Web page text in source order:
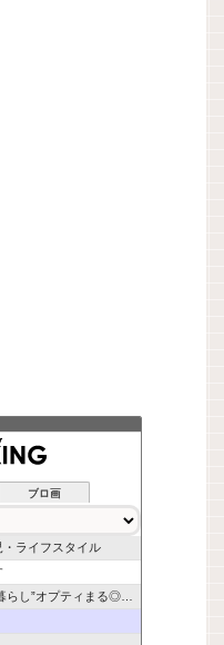
ブロ画
ライフスタイル
し”オプティまる◎手帖